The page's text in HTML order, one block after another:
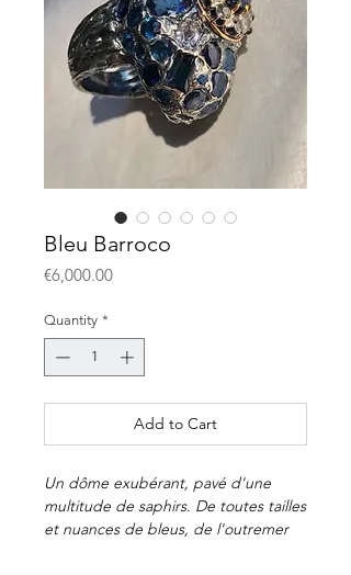
Bleu Barroco
€6,000.00Price
Quantity *
Add to Cart
Un dôme exubérant, pavé d'une
multitude de saphirs. De toutes tailles
et nuances de bleus, de l'outremer